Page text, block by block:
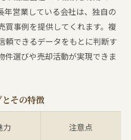
年営業している会社は、独自の
買事例を提供してくれます。複
頼できるデータをもとに判断す
件選びや売却活動が実現できま
その特徴
力 注意点